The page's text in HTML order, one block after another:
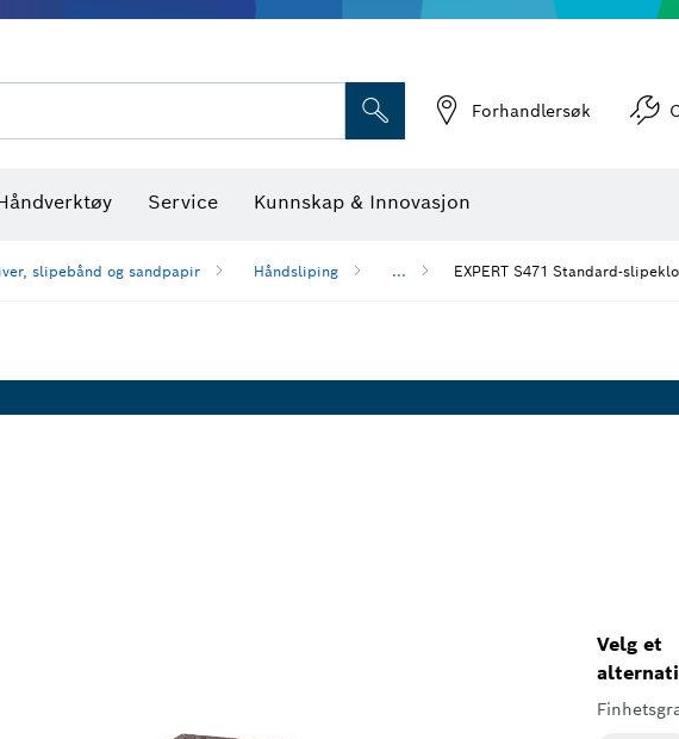
Forhandlersøk
Service Kunnskap & Innovasjon
slipebånd og sandpapir Håndsliping ... EXPERT S471 Standard-
Velg et